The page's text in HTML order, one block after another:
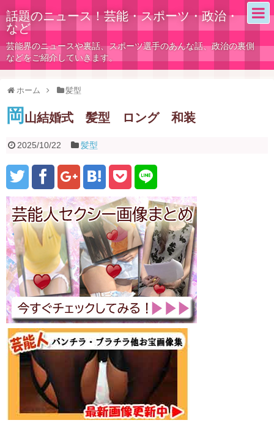
話題のニュース！芸能・スポーツ・政治・
など
芸能界のニュースや裏話、スポーツ選手のあんな話、政治の裏側
などをご紹介していきます。
ホーム 髪型
岡 山結婚式 髪型 ロング 和装
2025/10/22 髪型